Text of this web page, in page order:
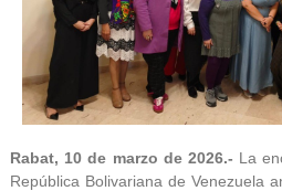
Rabat, 10 de marzo de 2026.- La
República Bolivariana de Venezuela